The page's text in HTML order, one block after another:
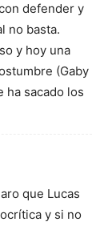
defender y
no basta.
y hoy una
(Gaby
ha sacado los
que Lucas
y si no